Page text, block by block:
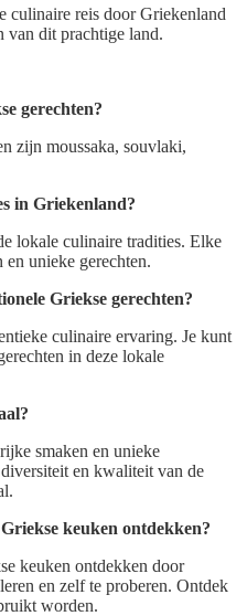
culinaire reis door Griekenland
van dit prachtige land.
gerechten?
zijn moussaka, souvlaki,
in Griekenland?
lokale culinaire tradities. Elke
unieke gerechten.
Griekse gerechten?
culinaire ervaring. Je kunt
in deze lokale
smaken en unieke
en kwaliteit van de
keuken ontdekken?
keuken ontdekken door
en zelf te proberen. Ontdek
worden.